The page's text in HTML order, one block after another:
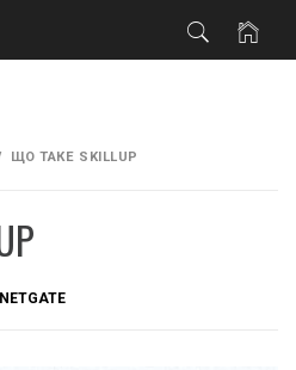
ЩО ТАКЕ SKILLUP
NETGATE